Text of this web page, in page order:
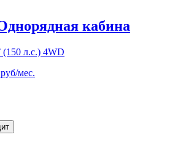
кабина
(150 л.с.) 4WD
руб/мес.